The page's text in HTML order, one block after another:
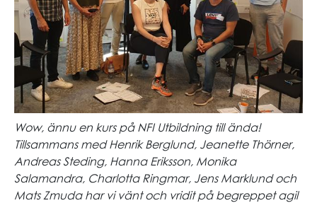
Wow, ännu en kurs på NFI Utbildning till ända!
Tillsammans med Henrik Berglund, Jeanette Thörner,
Andreas Steding, Hanna Eriksson, Monika
Salamandra, Charlotta Ringmar, Jens Marklund och
Mats Zmuda har vi vänt och vridit på begreppet agil